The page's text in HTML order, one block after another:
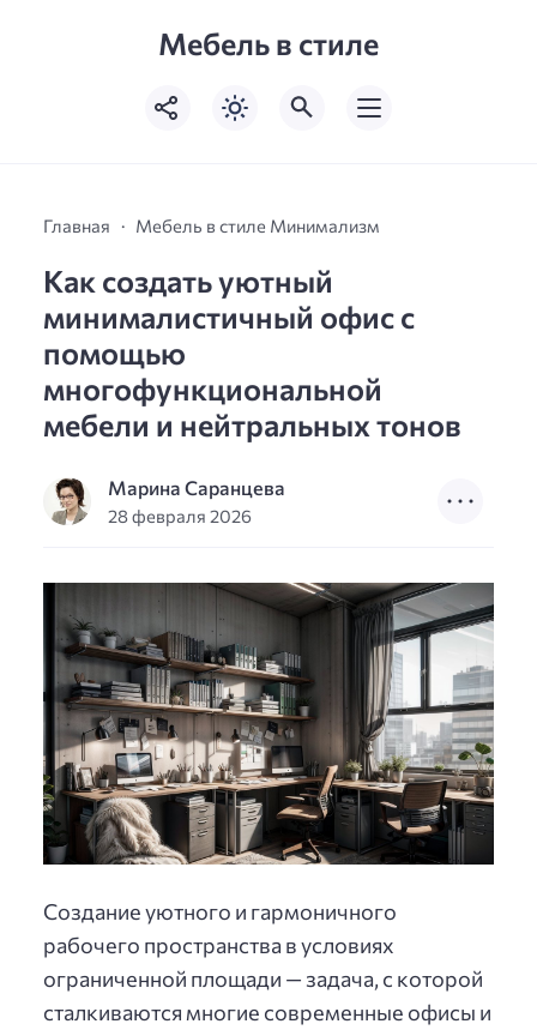
Мебель в стиле
Главная Мебель в стиле Минимализм
Как создать уютный
минималистичный офис с
помощью
многофункциональной
мебели и нейтральных тонов
Марина Саранцева
28 февраля 2026
Создание уютного и гармоничного
рабочего пространства в условиях
ограниченной площади — задача, с которой
сталкиваются многие современные офисы и